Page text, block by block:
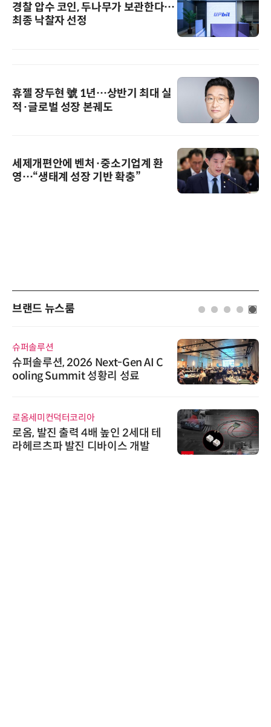
경찰 압수 코인, 두나무가 보관한다…
최종 낙찰자 선정
휴젤 장두현 號 1년…상반기 최대 실
적·글로벌 성장 본궤도
세제개편안에 벤처·중소기업계 환
영…“생태계 성장 기반 확충”
브랜드 뉴스룸
슈퍼솔루션
슈퍼솔루션, 2026 Next-Gen AI C
ooling Summit 성황리 성료
로옴세미컨덕터코리아
로옴, 발진 출력 4배 높인 2세대 테
라헤르츠파 발진 디바이스 개발